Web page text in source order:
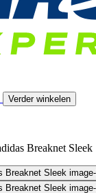
Verder winkelen
Breaknet Sleek